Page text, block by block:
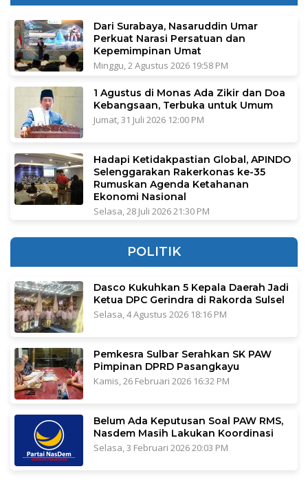
Dari Surabaya, Nasaruddin Umar
Perkuat Narasi Persatuan dan
Kepemimpinan Umat
Minggu, 2 Agustus 2026 19:58 PM
1 Agustus di Monas Ada Zikir dan Doa
Kebangsaan, Terbuka untuk Umum
Jumat, 31 Juli 2026 12:00 PM
Hadapi Ketidakpastian Global, APINDO
Selenggarakan Rakerkonas ke-35
Rumuskan Agenda Ketahanan
Ekonomi Nasional
Selasa, 28 Juli 2026 21:30 PM
POLITIK
Dasco Kukuhkan 5 Kepala Daerah Jadi
Ketua DPC Gerindra di Rakorda Sulsel
Selasa, 4 Agustus 2026 18:16 PM
Pemkesra Sulbar Serahkan SK PAW
Pimpinan DPRD Pasangkayu
Kamis, 26 Februari 2026 16:32 PM
Belum Ada Keputusan Soal PAW RMS,
Nasdem Masih Lakukan Koordinasi
Selasa, 3 Februari 2026 20:03 PM